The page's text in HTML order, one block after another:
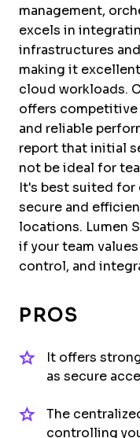
management,
excels in
infrastructures
making it
cloud workloads.
offers competitive
and reliable
report that initial
not be ideal for
It's best suited
secure and
locations. Lumen
if your team
control, and
PROS
It offers
as secure
The
controlling